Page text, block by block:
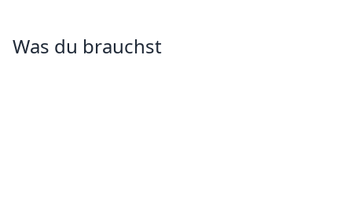
Was du brauchst